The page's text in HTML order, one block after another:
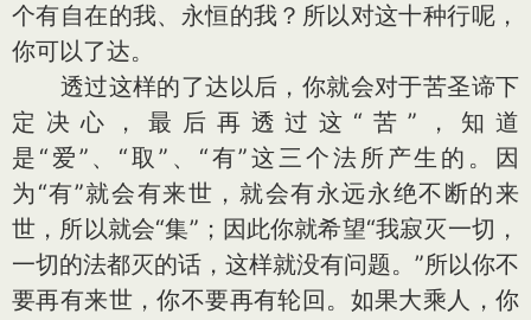
个有自在的我、永恒的我？所以对这十种行呢，
你可以了达。
透过这样的了达以后，你就会对于苦圣谛下
定决心，最后再透过这“苦”，知道
是“爱”、“取”、“有”这三个法所产生的。因
为“有”就会有来世，就会有永远永绝不断的来
世，所以就会“集”；因此你就希望“我寂灭一切，
一切的法都灭的话，这样就没有问题。”所以你不
要再有来世，你不要再有轮回。如果大乘人，你